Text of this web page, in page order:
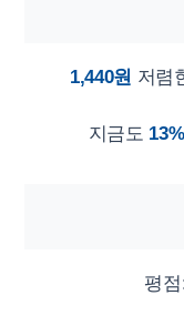
1,440원 저렴
지금도 13%
평